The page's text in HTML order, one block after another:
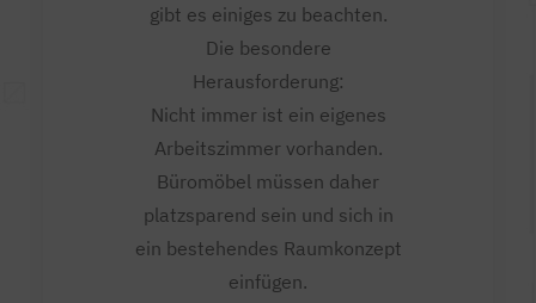
gibt es einiges zu beachten.
Die besondere
Herausforderung:
Nicht immer ist ein eigenes
Arbeitszimmer vorhanden.
Büromöbel müssen daher
platzsparend sein und sich in
ein bestehendes Raumkonzept
einfügen.